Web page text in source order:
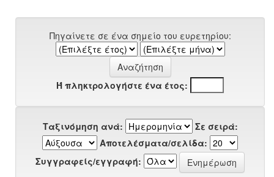
Πηγαίνετε σε ένα σημείο του ευρετηρίου:
Ή πληκτρολογήστε ένα έτος:
Ταξινόμηση ανά:
Σε σειρά:
Αποτελέσματα/σελίδα:
Συγγραφείς/εγγραφή: